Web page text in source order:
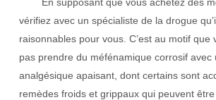
vérifiez avec un spécialiste de la drogue
raisonnables pour vous. C’est au motif que
pas prendre du méfénamique corrosif avec
analgésique apaisant, dont certains sont
remèdes froids et grippaux qui peuvent